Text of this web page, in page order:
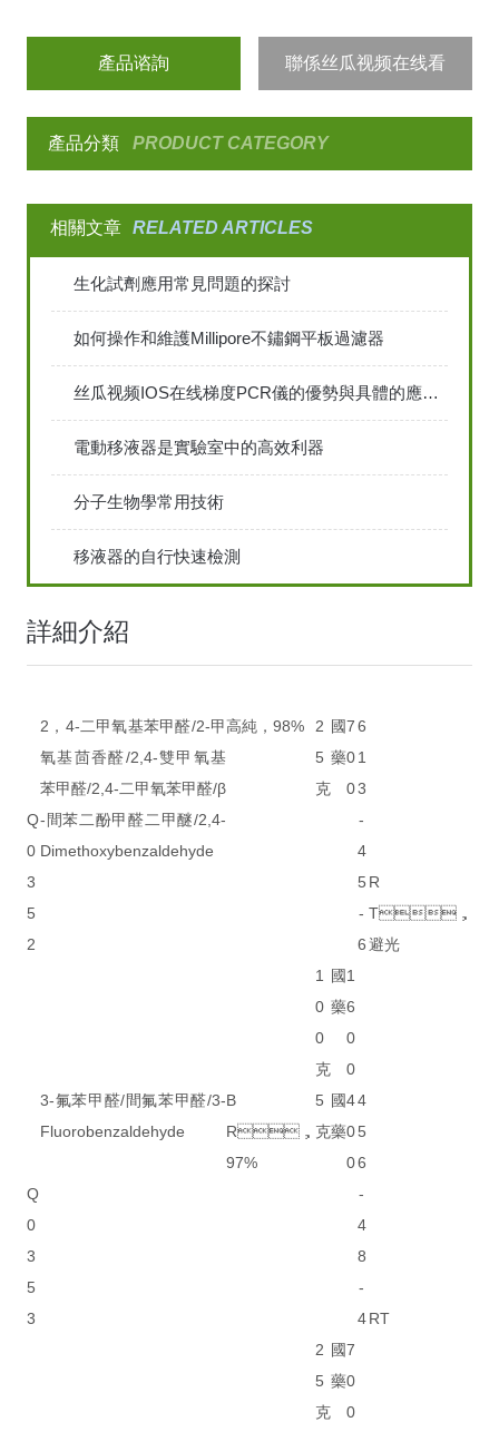
產品谘詢 聯係丝瓜视频在线看
產品分類 PRODUCT CATEGORY
相關文章 RELATED ARTICLES
生化試劑應用常見問題的探討
如何操作和維護Millipore不鏽鋼平板過濾器
丝瓜视频IOS在线梯度PCR儀的優勢與具體的應用包括哪些？
電動移液器是實驗室中的高效利器
分子生物學常用技術
移液器的自行快速檢測
詳細介紹
Q
0
3
5
2
2，4-二甲氧基苯甲醛/2-甲
氧基茴香醛/2,4-雙甲氧基
苯甲醛/2,4-二甲氧苯甲醛/β
-間苯二酚甲醛二甲醚/2,4-
Dimethoxybenzaldehyde
高純，98%
2
5
克
國
藥
7
0
0
6
1
3
-
4
5
-
6
R
T，
避光
1
0
0
克
國
藥
1
6
0
0
Q
0
3
5
3
3-氟苯甲醛/間氟苯甲醛/3-
Fluorobenzaldehyde
B
R，
97%
5
克
國
藥
4
0
0
4
5
6
-
4
8
-
4RT
2
5
克
國
藥
7
0
0